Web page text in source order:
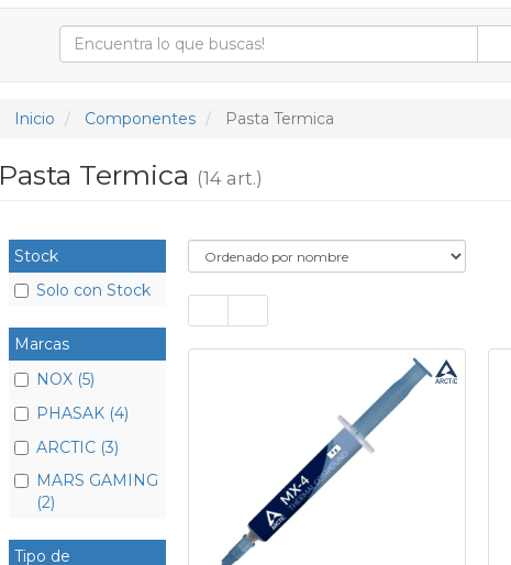
Inicio Componentes Pasta Termica
Pasta Termica (14 art.)
Stock
Solo con Stock
Marcas
NOX (5)
PHASAK (4)
ARCTIC (3)
MARS GAMING
(2)
Tipo de